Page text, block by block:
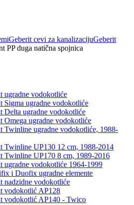
Geberit cevi za kanalizacijuGeberit
PP duga natična spojnica
ugradne vodokotliće
Sigma ugradne vodokotliće
Delta ugradne vodokotliće
Omega ugradne vodokotliće
Twinline ugradne vodokotliće, 1988-
Twinline UP130 12 cm, 1988-2014
Twinline UP170 8 cm, 1989-2016
ugradne vodokotliće 1964-1999
i Duofix ugradne elemente
nadzidne vodokotliće
vodokotlić AP128
vodokotlić AP140 - Twico